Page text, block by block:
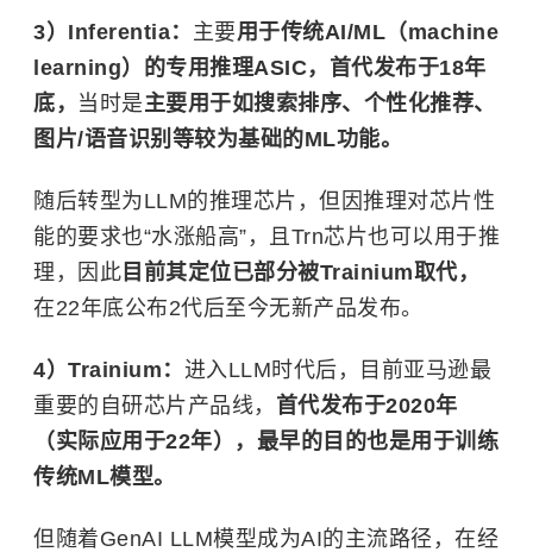
3）Inferentia： 主要用于传统AI/ML（machine
learning）的专用推理ASIC，首代发布于18年
底， 当时是主要用于如搜索排序、个性化推荐、
图片/语音识别等较为基础的ML功能。
随后转型为LLM的推理芯片，但因推理对芯片性
能的要求也“水涨船高”，且Trn芯片也可以用于推
理，因此 目前其定位已部分被Trainium取代，
在22年底公布2代后至今无新产品发布。
4）Trainium： 进入LLM时代后，目前亚马逊最
重要的自研芯片产品线， 首代发布于2020年
（实际应用于22年），最早的目的也是用于训练
传统ML模型。
但随着GenAI LLM模型成为AI的主流路径，在经